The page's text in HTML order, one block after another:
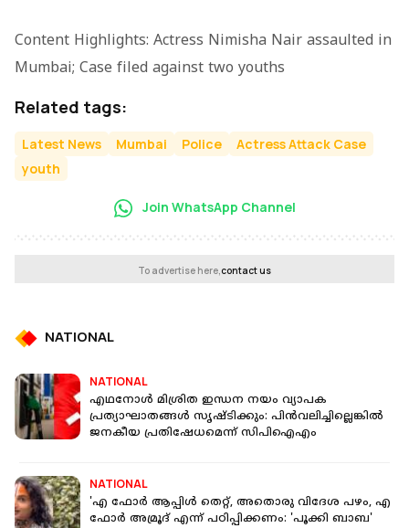
Content Highlights: Actress Nimisha Nair assaulted in
Mumbai; Case filed against two youths
Related tags:
Latest News Mumbai Police
Actress Attack Case
youth
Join WhatsApp Channel
To advertise here,contact us
NATIONAL
NATIONAL
എഥനോൾ മിശ്രിത ഇന്ധന നയം വ്യാപക
പ്രത്യാഘാതങ്ങൾ സൃഷ്ടിക്കും: പിൻവലിച്ചില്ലെങ്കിൽ
ജനകീയ പ്രതിഷേധമെന്ന് സിപിഐഎം
NATIONAL
'എ ഫോര്‍ ആപ്പിള്‍ തെറ്റ്, അതൊരു വിദേശ പഴം, എ
ഫോര്‍ അമ്രൂദ് എന്ന് പഠിപ്പിക്കണം: 'പൂക്കി ബാബ'